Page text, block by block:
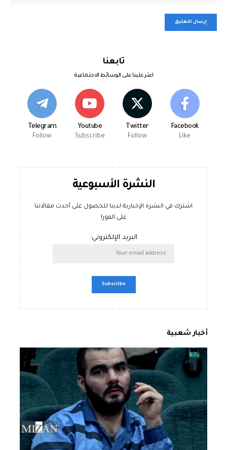
تابعنا
اعثر علينا على الوسائط الاجتماعية
Facebook
Like
Twitter
Follow
Youtube
Subscribe
Telegram
Follow
النشرة الأسبوعية
اشترك في النشرة الإخبارية لدينا للحصول على أحدث مقالاتنا
على الفور!
البريد الإلكتروني:
أخبار شعبية